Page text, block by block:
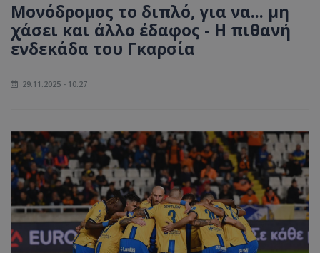
Μονόδρομος το διπλό, για να... μη
χάσει και άλλο έδαφος - Η πιθανή
ενδεκάδα του Γκαρσία
29.11.2025 - 10:27